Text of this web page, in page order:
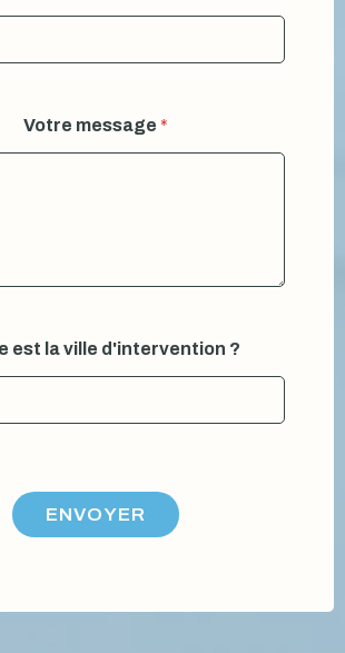
Votre message *
r
é
l
l
est la ville d'intervention ?
ENVOYER